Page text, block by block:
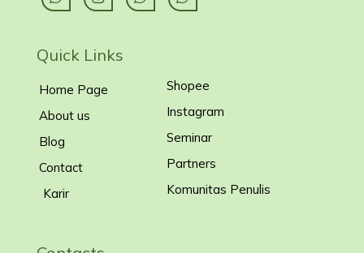
Quick Links
Home Page
About us
Blog
Contact
Karir
Shopee
Instagram
Seminar
Partners
Komunitas Penulis